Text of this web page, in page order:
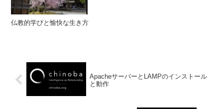
仏教的学びと愉快な生き方
ApacheサーバーとLAMPのインストール
と動作